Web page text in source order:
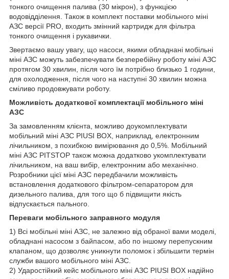
тонкого очищення палива (30 мікрон), з функцією
водовідділення. Також в комплект поставки мобільного міні
АЗС версії PRO, входить змінний картридж для фільтра
тонкого очищення і рукавички.
Звертаємо вашу увагу, що насоси, якими обладнані мобільні
міні АЗС можуть забезпечувати безперебійну роботу міні АЗС
протягом 30 хвилин, після чого їм потрібно близько 1 години,
для охолодження, після чого на наступні 30 хвилин можна
сміливо продовжувати роботу.
Можливість додаткової комплектації мобільного міні
АЗС
За замовленням клієнта, можливо доукомплектувати
мобільний міні АЗС PIUSI BOX, наприклад, електронним
лічильником, з похибкою вимірювання до 0,5%. Мобільний
міні АЗС PITSTOP також можна додатково укомплектувати
лічильником, на ваш вибір, електронним або механічно.
Розробники цієї міні АЗС передбачили можливість
встановлення додаткового фільтром-сепаратором для
дизельного палива, для того що б підвищити якість
відпускається пального.
Переваги мобільного заправного модуля
1) Всі мобільні міні АЗС, не залежно від обраної вами моделі,
обладнані насосом з байпасом, або по іншому перепускним
клапаном, що дозволяє уникнути поломок і збільшити термін
служби вашого мобільного міні АЗС.
2) Ударостійкий кейс мобільного міні АЗС PIUSI BOX надійно